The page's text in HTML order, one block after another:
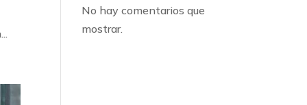
No hay comentarios que
mostrar.